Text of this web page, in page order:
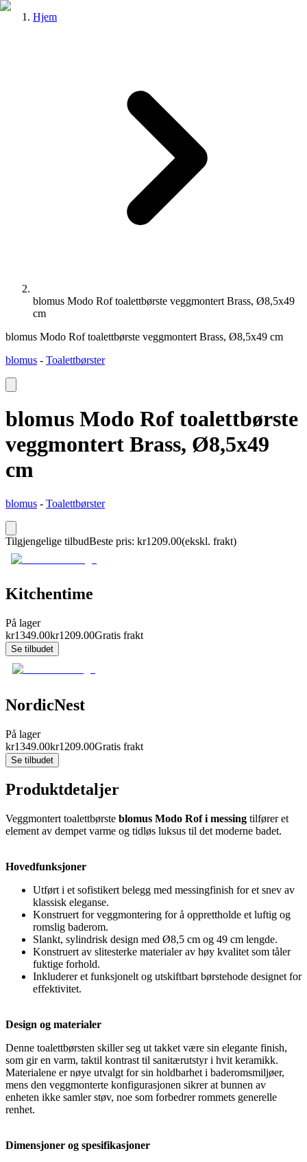
Hjem
blomus Modo Rof toalettbørste veggmontert Brass, Ø8,5x49
cm
blomus Modo Rof toalettbørste veggmontert Brass, Ø8,5x49 cm
blomus - Toalettbørster
blomus Modo Rof toalettbørste
veggmontert Brass, Ø8,5x49
cm
blomus - Toalettbørster
Tilgjengelige tilbudBeste pris: kr1209.00(ekskl. frakt)
Kitchentime
På lager
kr1349.00kr1209.00Gratis frakt
Se tilbudet
NordicNest
På lager
kr1349.00kr1209.00Gratis frakt
Se tilbudet
Produktdetaljer
Veggmontert toalettbørste blomus Modo Rof i messing tilfører et
element av dempet varme og tidløs luksus til det moderne badet.
Hovedfunksjoner
Utført i et sofistikert belegg med messingfinish for et snev av
klassisk eleganse.
Konstruert for veggmontering for å opprettholde et luftig og
romslig baderom.
Slankt, sylindrisk design med Ø8,5 cm og 49 cm lengde.
Konstruert av slitesterke materialer av høy kvalitet som tåler
fuktige forhold.
Inkluderer et funksjonelt og utskiftbart børstehode designet for
effektivitet.
Design og materialer
Denne toalettbørsten skiller seg ut takket være sin elegante finish,
som gir en varm, taktil kontrast til sanitærutstyr i hvit keramikk.
Materialene er nøye utvalgt for sin holdbarhet i baderomsmiljøer,
mens den veggmonterte konfigurasjonen sikrer at bunnen av
enheten ikke samler støv, noe som forbedrer rommets generelle
renhet.
Dimensjoner og spesifikasjoner